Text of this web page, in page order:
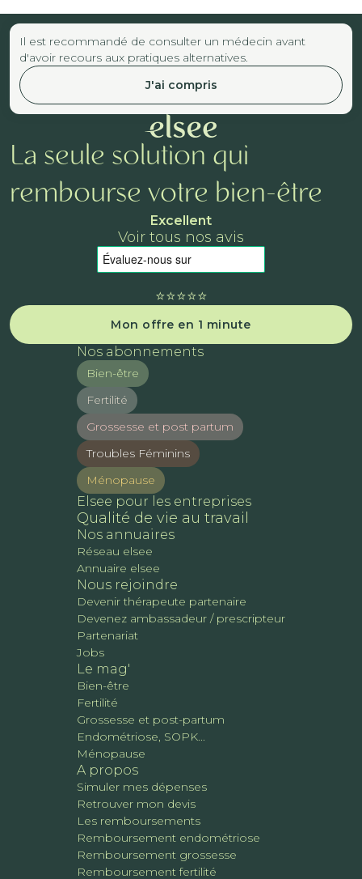
Il est recommandé de consulter un médecin avant
d'avoir recours aux pratiques alternatives.
J'ai compris
La seule solution qui
rembourse votre bien-être
Excellent
Voir tous nos avis
⭐️⭐️⭐️⭐️⭐️
Mon offre en 1 minute
Nos abonnements
Bien-être
Fertilité
Grossesse et post partum
Troubles Féminins
Ménopause
Elsee pour les entreprises
Qualité de vie au travail
Nos annuaires
Réseau elsee
Annuaire elsee
Nous rejoindre
Devenir thérapeute partenaire
Devenez ambassadeur / prescripteur
Partenariat
Jobs
Le mag'
Bien-être
Fertilité
Grossesse et post-partum
Endométriose, SOPK...
Ménopause
A propos
Simuler mes dépenses
Retrouver mon devis
Les remboursements
Remboursement endométriose
Remboursement grossesse
Remboursement fertilité